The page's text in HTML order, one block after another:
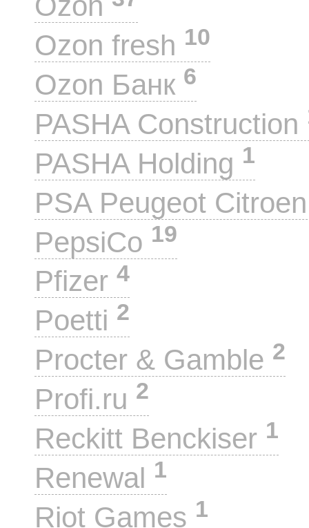
Ozon fresh 10
Ozon Банк 6
PASHA Construction
PASHA Holding 1
PSA Peugeot
PepsiCo 19
Pfizer 4
Poetti 2
Procter & Gamble 2
Profi.ru 2
Reckitt Benckiser 1
Renewal 1
Riot Games 1